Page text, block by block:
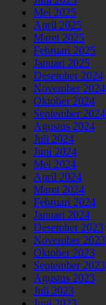
Mei 2025
April 2025
Maret 2025
Februari 2025
Januari 2025
Desember 2024
November 2024
Oktober 2024
September 2024
Agustus 2024
Juli 2024
Juni 2024
Mei 2024
April 2024
Maret 2024
Februari 2024
Januari 2024
Desember 2023
November 2023
Oktober 2023
September 2023
Agustus 2023
Juli 2023